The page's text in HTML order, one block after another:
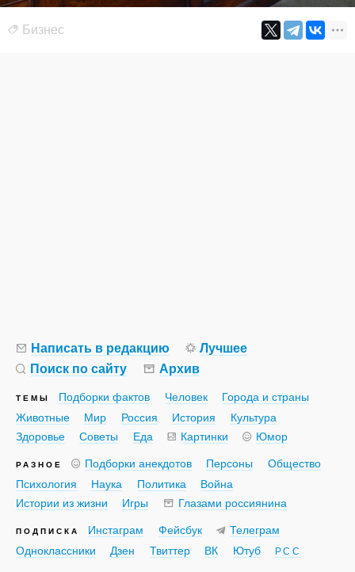
Бизнес
Написать в редакцию
Лучшее
Поиск по сайту
Архив
ТЕМЫ Подборки фактов Человек
Города и страны
Животные
Мир Россия История
Культура
Здоровье
Советы Еда Картинки Юмор
РАЗНОЕ Подборки анекдотов Персоны
Общество
Психология
Наука Политика
Война
Истории из жизни
Игры Глазами россиянина
ПОДПИСКА Инстаграм Фейсбук
Телеграм
Одноклассники
Дзен Твиттер ВК Ютуб РСС